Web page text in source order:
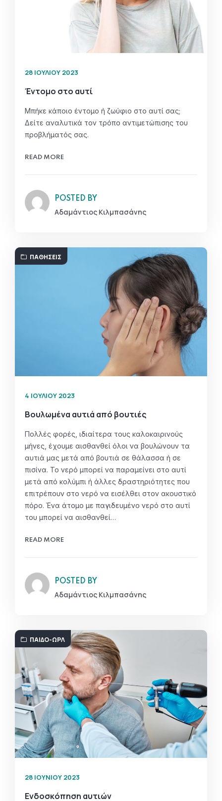
28 ΙΟΥΛΊΟΥ 2023
Έντομο στο αυτί
Μπήκε κάποιο έντομο ή ζωύφιο στο αυτί σας;
Δείτε αναλυτικά τον τρόπο αντιμετώπισης του
προβλήματός σας.
READ MORE
POSTED BY
Αδαμάντιος Κιλμπασάνης
ΠΑΘΉΣΕΙΣ
4 ΙΟΥΛΊΟΥ 2023
Βουλωμένα αυτιά από βουτιές
Πολλές φορές, ιδιαίτερα τους καλοκαιρινούς
μήνες, έχουμε αισθανθεί όλοι να βουλώνουν τα
αυτιά μας μετά από βουτιά σε θάλασσα ή σε
πισίνα. Το νερό μπορεί να παραμείνει στο αυτί
μετά από κολύμπι ή άλλες δραστηριότητες που
επιτρέπουν στο νερό να εισέλθει στον ακουστικό
πόρο. Ένα άτομο με παγιδευμένο νερό στο αυτί
του μπορεί να αισθανθεί…
READ MORE
POSTED BY
Αδαμάντιος Κιλμπασάνης
ΠΑΙΔΟ-ΩΡΛ
28 ΙΟΥΝΊΟΥ 2023
Ενδοσκόπηση αυτιών